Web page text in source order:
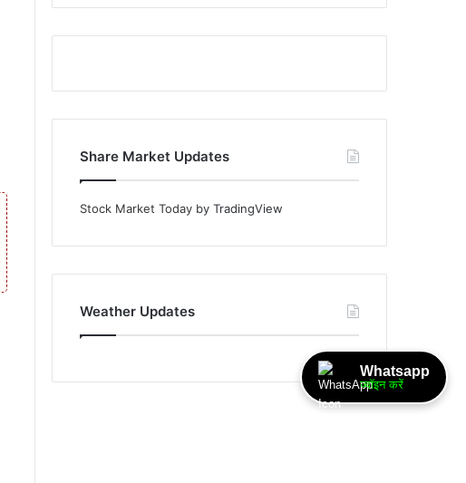
Share Market Updates
Stock Market Today by TradingView
Weather Updates
Whatsapp
ज्वॉइन करें